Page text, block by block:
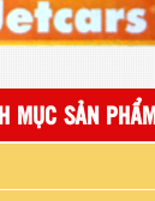
MỤC SẢN PHẨM